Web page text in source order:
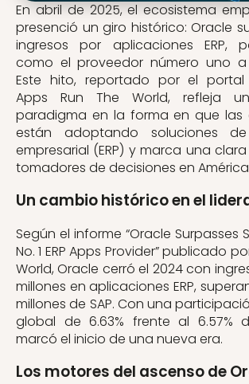
En abril de 2025, el ecosistema
presenció un giro histórico: Oracle
ingresos por aplicaciones ERP,
como el proveedor número uno a
Este hito, reportado por el portal
Apps Run The World, refleja
paradigma en la forma en que las
están adoptando soluciones
empresarial (ERP) y marca una
tomadores de decisiones en
Un cambio histórico en el
Según el informe “Oracle Surpasses
No. 1 ERP Apps Provider” publicado
World, Oracle cerró el 2024 con
millones en aplicaciones ERP,
millones de SAP. Con una
global de 6.63% frente al 6.57%
marcó el inicio de una nueva era.
Los motores del ascenso de